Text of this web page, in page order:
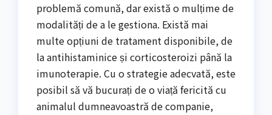
problemă comună, dar există o mulțime de
modalități de a le gestiona. Există mai
multe opțiuni de tratament disponibile, de
la antihistaminice și corticosteroizi până la
imunoterapie. Cu o strategie adecvată, este
posibil să vă bucurați de o viață fericită cu
animalul dumneavoastră de companie,